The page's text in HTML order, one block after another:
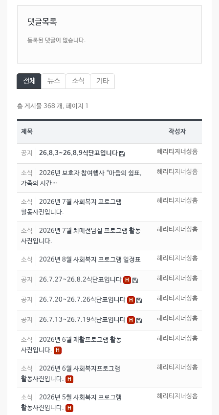
댓글목록
등록된 댓글이 없습니다.
전체 뉴스 소식 기타
총 게시물 368 개, 페이지 1
제목 작성자
공지 26.8.3~26.8.9식단표입니다 헤리티지너싱홈
소식
2026년 보호자 참여행사 “마음의 쉼표,
가족의 시간…
헤리티지너싱홈
소식
2026년 7월 사회복지 프로그램
활동사진입니다.
헤리티지너싱홈
소식
2026년 7월 치매전담실 프로그램 활동
사진입니다.
헤리티지너싱홈
소식 2026년 8월 사회복지 프로그램 일정표 헤리티지너싱홈
공지 26.7.27~26.8.2식단표입니다 H 헤리티지너싱홈
공지 26.7.20~26.7.26식단표입니다 H 헤리티지너싱홈
공지 26.7.13~26.7.19식단표입니다 H 헤리티지너싱홈
소식
2026년 6월 재활프로그램 활동
사진입니다.
H
헤리티지너싱홈
소식
2026년 6월 사회복지프로그램
활동사진입니다.
H
헤리티지너싱홈
소식
2026년 5월 사회복지 프로그램
활동사진입니다.
H
헤리티지너싱홈